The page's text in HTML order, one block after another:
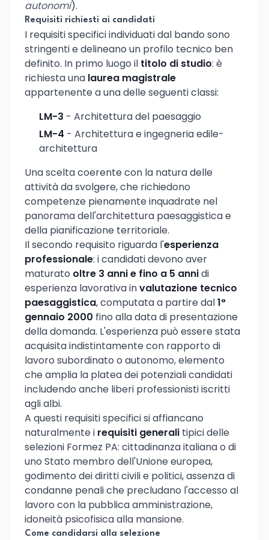
autonomi).
Requisiti richiesti ai candidati
I requisiti specifici individuati dal bando sono
stringenti e delineano un profilo tecnico ben
definito. In primo luogo il titolo di studio: è
richiesta una laurea magistrale
appartenente a una delle seguenti classi:
LM-3 - Architettura del paesaggio
LM-4 - Architettura e ingegneria edile-
architettura
Una scelta coerente con la natura delle
attività da svolgere, che richiedono
competenze pienamente inquadrate nel
panorama dell'architettura paesaggistica e
della pianificazione territoriale.
Il secondo requisito riguarda l'esperienza
professionale: i candidati devono aver
maturato oltre 3 anni e fino a 5 annidi
esperienza lavorativa invalutazione tecnico
paesaggistica, computata a partire dal1°
gennaio 2000 fino alla data di presentazione
della domanda. L'esperienza può essere stata
acquisita indistintamente con rapporto di
lavoro subordinato o autonomo, elemento
che amplia la platea dei potenziali candidati
includendo anche liberi professionisti iscritti
agli albi.
A questi requisiti specifici si affiancano
naturalmente i requisiti generali tipici delle
selezioni Formez PA: cittadinanza italiana o di
uno Stato membro dell'Unione europea,
godimento dei diritti civili e politici, assenza di
condanne penali che precludano l'accesso al
lavoro con la pubblica amministrazione,
idoneità psicofisica alla mansione.
Come candidarsi alla selezione